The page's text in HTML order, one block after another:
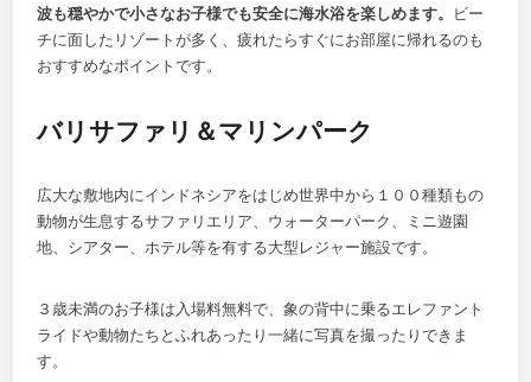
波も穏やかで小さなお子様でも安全に海水浴を楽しめます。
ビー
チに面したリゾートが多く、疲れたらすぐにお部屋に帰れるのも
おすすめなポイントです。
バリサファリ＆マリンパーク
広大な敷地内にインドネシアをはじめ世界中から１００種類もの
動物が生息するサファリエリア、ウォーターパーク、ミニ遊園
地、シアター、ホテル等を有する大型レジャー施設です。
３歳未満のお子様は入場料無料で、象の背中に乗るエレファント
ライドや動物たちとふれあったり一緒に写真を撮ったりできま
す。